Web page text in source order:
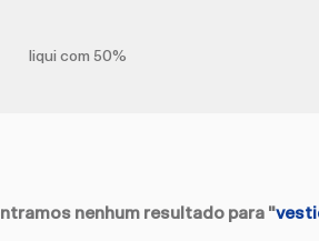
liqui com 50%
nenhum resultado para "